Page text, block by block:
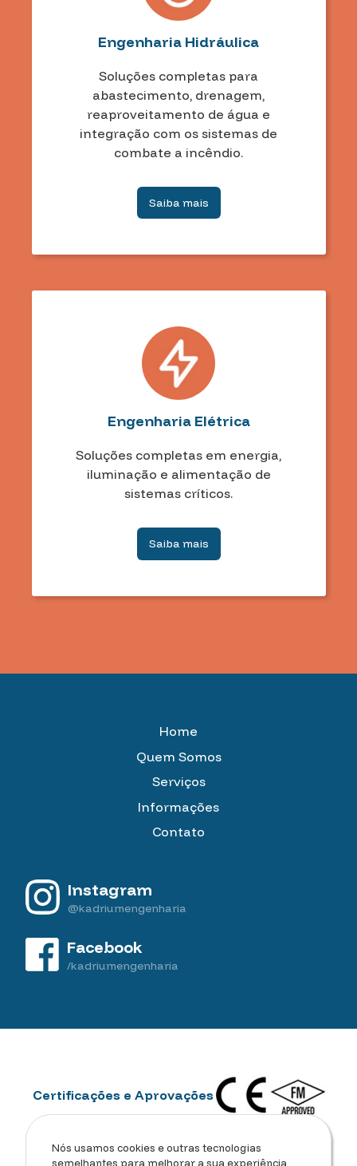
Engenharia Hidráulica
Soluções completas para
abastecimento, drenagem,
reaproveitamento de água e
integração com os sistemas de
combate a incêndio.
Saiba mais
Engenharia Elétrica
Soluções completas em energia,
iluminação e alimentação de
sistemas críticos.
Saiba mais
Home
Quem Somos
Serviços
Informações
Contato
Instagram
@kadriumengenharia
Facebook
/kadriumengenharia
Certificações e Aprovações
Nós usamos cookies e outras tecnologias
semelhantes para melhorar a sua experiência